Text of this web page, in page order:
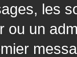
les
ou un